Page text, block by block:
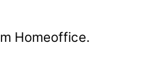
Homeoffice.